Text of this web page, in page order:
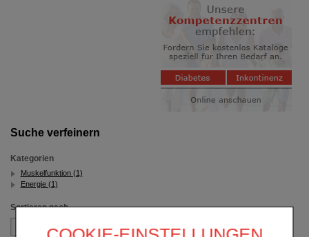
Suche verfeinern
Kategorien
Muskelfunktion (1)
Energie (1)
Sortieren nach